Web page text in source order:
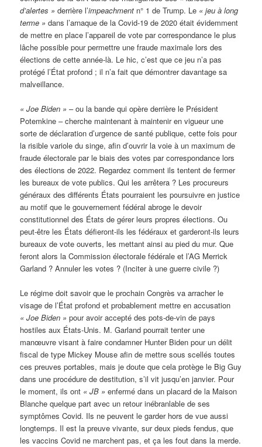
d’alertes » derrière l’impeachment n° 1 de Trump. Le « jeu à long
terme » dans l’arnaque de la Covid-19 de 2020 était évidemment
de mettre en place l’appareil de vote par correspondance le plus
lâche possible pour permettre une fraude maximale lors des
élections de cette année-là. Le hic, c’est que ce jeu n’a pas
protégé l’État profond ; il n’a fait que démontrer davantage sa
malveillance.
« Joe Biden » – ou la bande qui opère derrière le Président
Potemkine – cherche maintenant à maintenir en vigueur une
sorte de déclaration d’urgence de santé publique, cette fois pour
la risible variole du singe, afin d’ouvrir la voie à un maximum de
fraude électorale par le biais des votes par correspondance lors
des élections de 2022. Regardez comment ils tentent de fermer
les bureaux de vote publics. Qui les arrêtera ? Les procureurs
généraux des différents États pourraient les poursuivre en justice
au motif que le gouvernement fédéral abroge le devoir
constitutionnel des États de gérer leurs propres élections. Ou
peut-être les États défieront-ils les fédéraux et garderont-ils leurs
bureaux de vote ouverts, les mettant ainsi au pied du mur. Que
feront alors la Commission électorale fédérale et l’AG Merrick
Garland ? Annuler les votes ? (Inciter à une guerre civile ?)
Le régime doit savoir que le prochain Congrès va arracher le
visage de l’État profond et probablement mettre en accusation
« Joe Biden » pour avoir accepté des pots-de-vin de pays
hostiles aux États-Unis. M. Garland pourrait tenter une
manœuvre visant à faire condamner Hunter Biden pour un délit
fiscal de type Mickey Mouse afin de mettre sous scellés toutes
ces preuves portables, mais je doute que cela protège le Big Guy
dans une procédure de destitution, s’il vit jusqu’en janvier. Pour
le moment, ils ont « JB » enfermé dans un placard de la Maison
Blanche quelque part avec un retour inébranlable de ses
symptômes Covid. Ils ne peuvent le garder hors de vue aussi
longtemps. Il est la preuve vivante, sur deux pieds fendus, que
les vaccins Covid ne marchent pas, et ça les fout dans la merde.